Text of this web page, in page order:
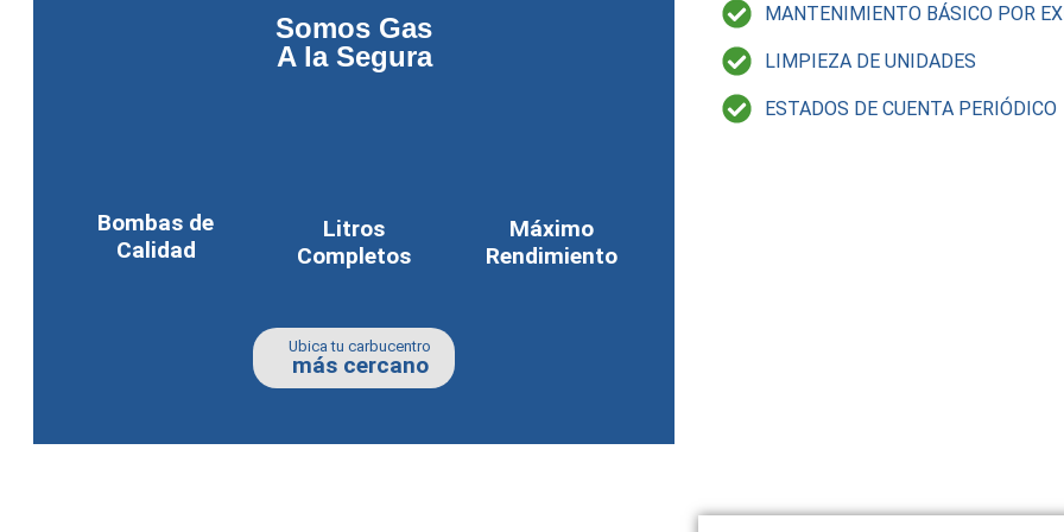
Somos Gas
A la Segura
Bombas de
Calidad
Litros
Completos
Máximo
Rendimiento
Ubica tu carbucentro
más cercano
MANTENIMIENTO BÁSICO POR
LIMPIEZA DE UNIDADES
ESTADOS DE CUENTA PERIÓDICO